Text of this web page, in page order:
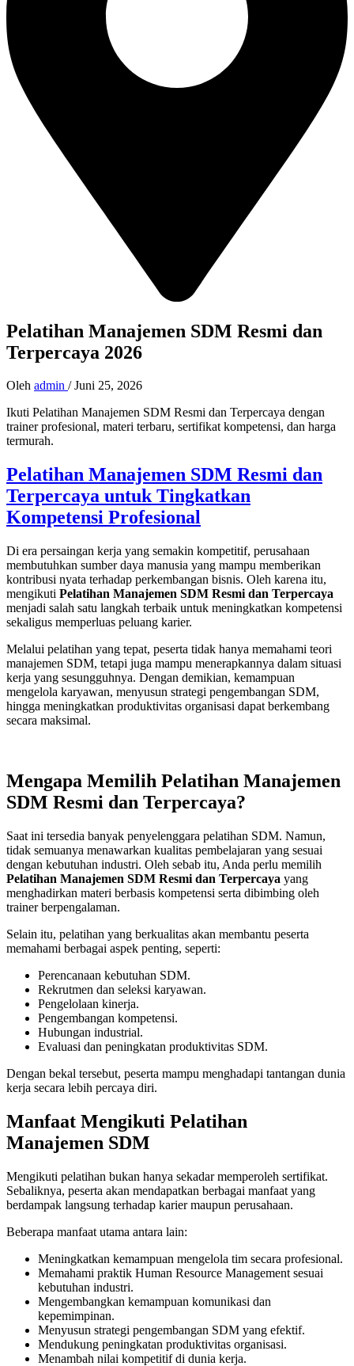
Pelatihan Manajemen SDM Resmi dan
Terpercaya 2026
Oleh admin /Juni 25, 2026
Ikuti Pelatihan Manajemen SDM Resmi dan Terpercaya dengan
trainer profesional, materi terbaru, sertifikat kompetensi, dan harga
termurah.
Pelatihan Manajemen SDM Resmi dan
Terpercaya untuk Tingkatkan
Kompetensi Profesional
Di era persaingan kerja yang semakin kompetitif, perusahaan
membutuhkan sumber daya manusia yang mampu memberikan
kontribusi nyata terhadap perkembangan bisnis. Oleh karena itu,
mengikuti Pelatihan Manajemen SDM Resmi dan Terpercaya
menjadi salah satu langkah terbaik untuk meningkatkan kompetensi
sekaligus memperluas peluang karier.
Melalui pelatihan yang tepat, peserta tidak hanya memahami teori
manajemen SDM, tetapi juga mampu menerapkannya dalam situasi
kerja yang sesungguhnya. Dengan demikian, kemampuan
mengelola karyawan, menyusun strategi pengembangan SDM,
hingga meningkatkan produktivitas organisasi dapat berkembang
secara maksimal.
Mengapa Memilih Pelatihan Manajemen
SDM Resmi dan Terpercaya?
Saat ini tersedia banyak penyelenggara pelatihan SDM. Namun,
tidak semuanya menawarkan kualitas pembelajaran yang sesuai
dengan kebutuhan industri. Oleh sebab itu, Anda perlu memilih
Pelatihan Manajemen SDM Resmi dan Terpercaya yang
menghadirkan materi berbasis kompetensi serta dibimbing oleh
trainer berpengalaman.
Selain itu, pelatihan yang berkualitas akan membantu peserta
memahami berbagai aspek penting, seperti:
Perencanaan kebutuhan SDM.
Rekrutmen dan seleksi karyawan.
Pengelolaan kinerja.
Pengembangan kompetensi.
Hubungan industrial.
Evaluasi dan peningkatan produktivitas SDM.
Dengan bekal tersebut, peserta mampu menghadapi tantangan dunia
kerja secara lebih percaya diri.
Manfaat Mengikuti Pelatihan
Manajemen SDM
Mengikuti pelatihan bukan hanya sekadar memperoleh sertifikat.
Sebaliknya, peserta akan mendapatkan berbagai manfaat yang
berdampak langsung terhadap karier maupun perusahaan.
Beberapa manfaat utama antara lain:
Meningkatkan kemampuan mengelola tim secara profesional.
Memahami praktik Human Resource Management sesuai
kebutuhan industri.
Mengembangkan kemampuan komunikasi dan
kepemimpinan.
Menyusun strategi pengembangan SDM yang efektif.
Mendukung peningkatan produktivitas organisasi.
Menambah nilai kompetitif di dunia kerja.